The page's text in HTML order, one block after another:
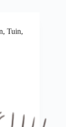
, Tuin,